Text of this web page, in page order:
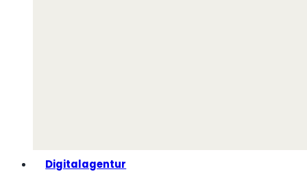
Digitalagentur